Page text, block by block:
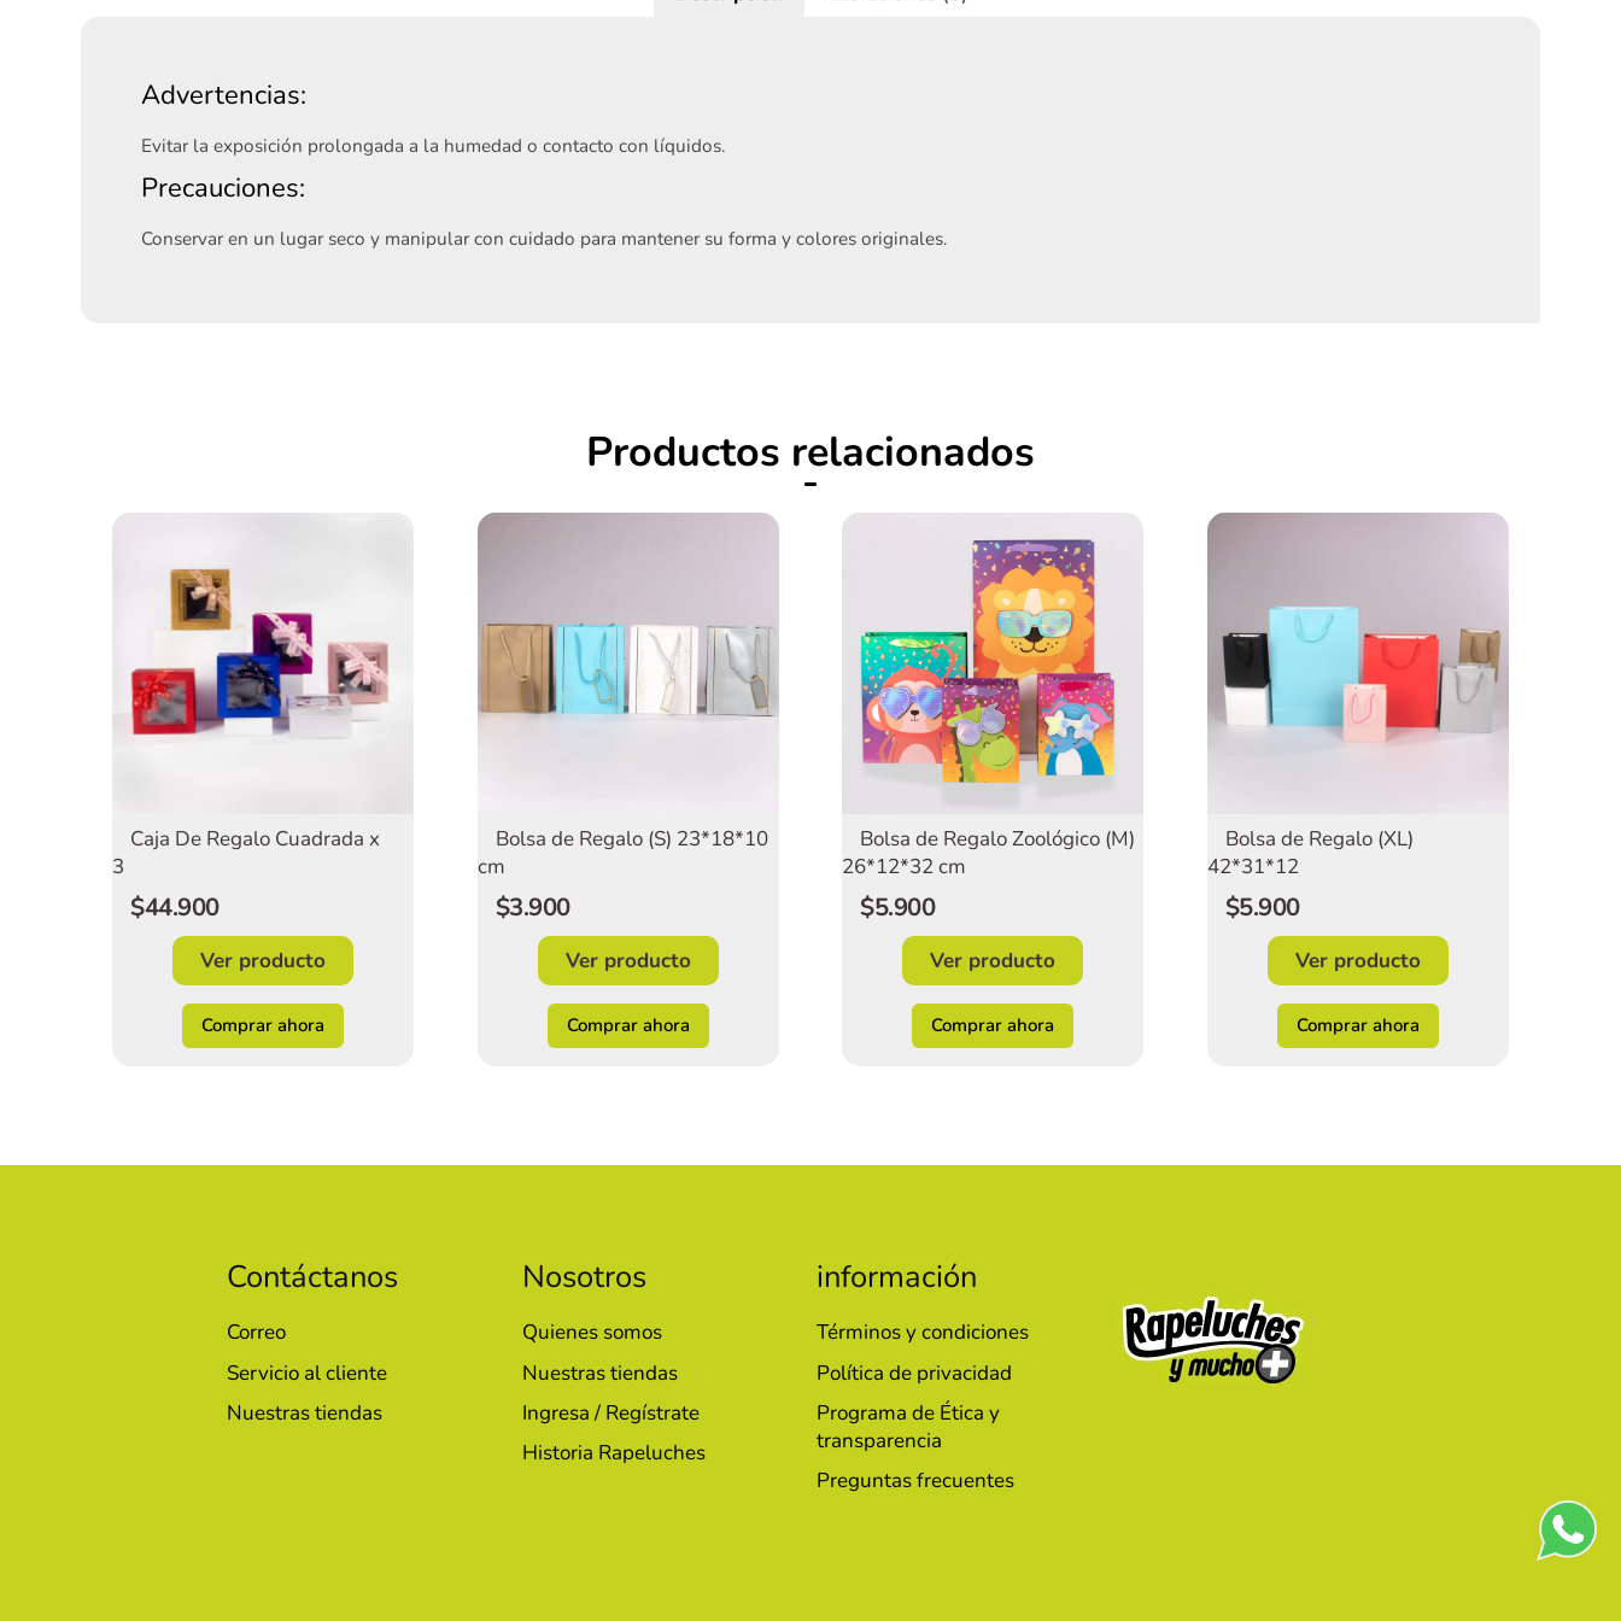
Advertencias:
Evitar la exposición prolongada a la humedad o contacto con líquidos.
Precauciones:
Conservar en un lugar seco y manipular con cuidado para mantener su forma y colores originales.
Productos relacionados
Caja De Regalo Cuadrada x
3
$44.900
Ver producto
Comprar ahora
Bolsa de Regalo (S) 23*18*10
cm
$3.900
Ver producto
Comprar ahora
Bolsa de Regalo Zoológico (M)
26*12*32 cm
$5.900
Ver producto
Comprar ahora
Bolsa de Regalo (XL)
42*31*12
$5.900
Ver producto
Comprar ahora
Contáctanos
Correo
Servicio al cliente
Nuestras tiendas
Nosotros
Quienes somos
Nuestras tiendas
Ingresa / Regístrate
Historia Rapeluches
información
Términos y condiciones
Política de privacidad
Programa de Ética y
transparencia
Preguntas frecuentes